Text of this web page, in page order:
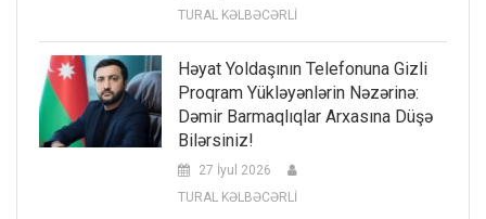
TURAL KƏLBƏCƏRLİ
Həyat Yoldaşının Telefonuna Gizli
Proqram Yükləyənlərin Nəzərinə:
Dəmir Barmaqlıqlar Arxasına Düşə
Bilərsiniz!
27 İyul 2026
TURAL KƏLBƏCƏRLİ